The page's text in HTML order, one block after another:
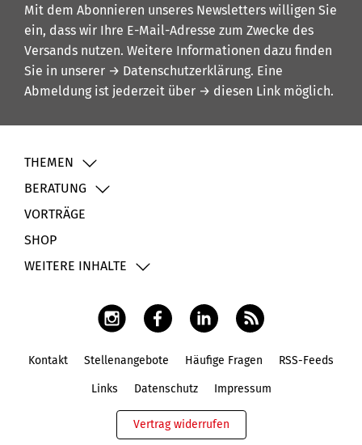
Mit dem Abonnieren unseres Newsletters willigen Sie
ein, dass wir Ihre E-Mail-Adresse zum Zwecke des
Versands nutzen. Weitere Informationen dazu finden
Sie in unserer → Datenschutzerklärung. Eine
Abmeldung ist jederzeit über → diesen Link möglich.
THEMEN
BERATUNG
VORTRÄGE
SHOP
WEITERE INHALTE
Kontakt Stellenangebote Häufige Fragen RSS-Feeds
Links Datenschutz Impressum
Vertrag widerrufen